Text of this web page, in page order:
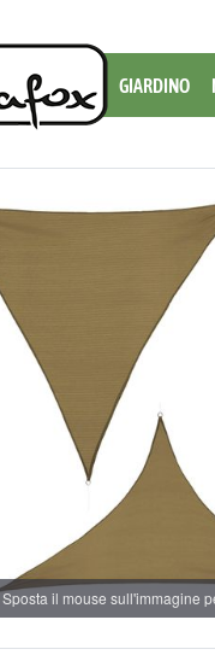
GIARDINO
Sposta il mouse sull'immagine